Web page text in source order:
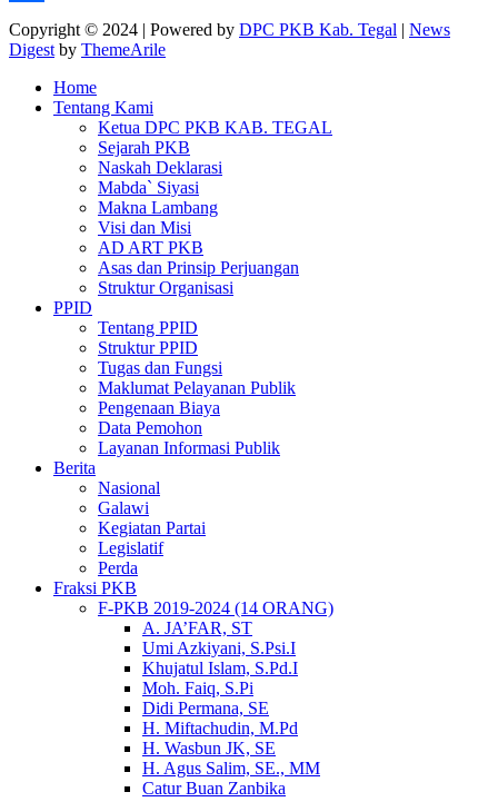
Share
Copyright © 2024 | Powered by DPC PKB Kab. Tegal | News
Digest by ThemeArile
Home
Tentang Kami
Ketua DPC PKB KAB. TEGAL
Sejarah PKB
Naskah Deklarasi
Mabda` Siyasi
Makna Lambang
Visi dan Misi
AD ART PKB
Asas dan Prinsip Perjuangan
Struktur Organisasi
PPID
Tentang PPID
Struktur PPID
Tugas dan Fungsi
Maklumat Pelayanan Publik
Pengenaan Biaya
Data Pemohon
Layanan Informasi Publik
Berita
Nasional
Galawi
Kegiatan Partai
Legislatif
Perda
Fraksi PKB
F-PKB 2019-2024 (14 ORANG)
A. JA’FAR, ST
Umi Azkiyani, S.Psi.I
Khujatul Islam, S.Pd.I
Moh. Faiq, S.Pi
Didi Permana, SE
H. Miftachudin, M.Pd
H. Wasbun JK, SE
H. Agus Salim, SE., MM
Catur Buan Zanbika